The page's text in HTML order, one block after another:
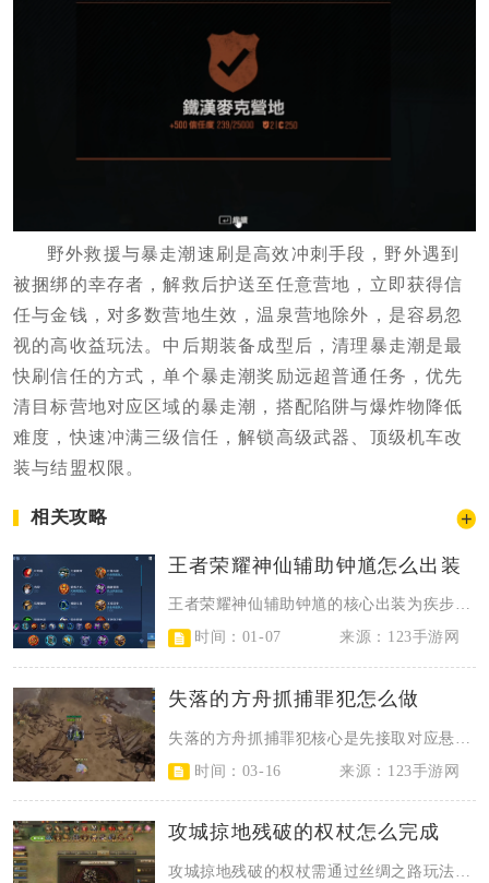
野外救援与暴走潮速刷是高效冲刺手段，野外遇到
被捆绑的幸存者，解救后护送至任意营地，立即获得信
任与金钱，对多数营地生效，温泉营地除外，是容易忽
视的高收益玩法。中后期装备成型后，清理暴走潮是最
快刷信任的方式，单个暴走潮奖励远超普通任务，优先
清目标营地对应区域的暴走潮，搭配陷阱与爆炸物降低
难度，快速冲满三级信任，解锁高级武器、顶级机车改
装与结盟权限。
相关攻略
王者荣耀神仙辅助钟馗怎么出装
王者荣耀神仙辅助钟馗的核心出装为疾步之靴、近卫荣耀、极寒风暴、魔女斗篷、不祥...
时间：01-07
来源：123手游网
失落的方舟抓捕罪犯怎么做
时间：03-16
来源：123手游网
攻城掠地残破的权杖怎么完成